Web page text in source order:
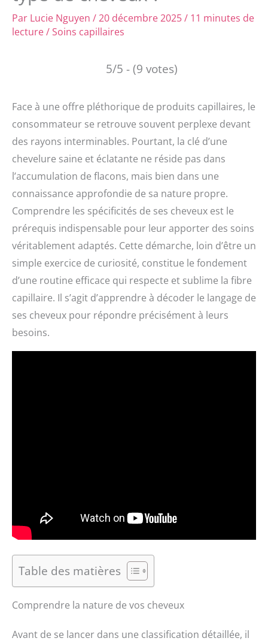
Par Lucie Nguyen /20 décembre 2025/ 11 minutes de
lecture/Soins capillaires
5/5 - (9 votes)
Face à une offre pléthorique de produits capillaires, le
consommateur se retrouve souvent perplexe devant
des rayons interminables. Pourtant, la clé d’une
chevelure saine et éclatante ne réside pas dans
l’accumulation de flacons, mais bien dans une
connaissance approfondie de sa nature propre.
Comprendre les spécificités de ses cheveux est le
prérequis indispensable pour leur apporter des soins
véritablement adaptés. Cette démarche, loin d’être un
simple exercice de curiosité, constitue le fondement
d’une routine efficace qui respecte et sublime la fibre
capillaire. Il s’agit d’apprendre à décoder le langage de
ses cheveux pour répondre précisément à leurs
besoins.
Table des matières
Comprendre la nature de vos cheveux
Avant de se lancer dans une classification détaillée, il